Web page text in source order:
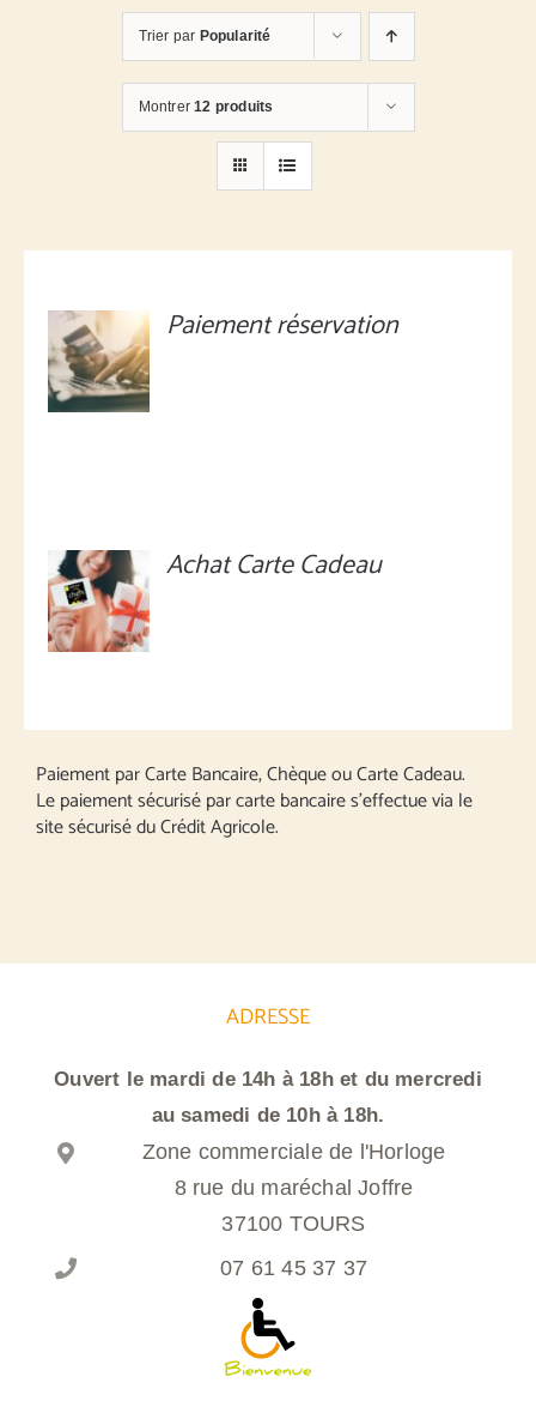
Trier par Popularité
Montrer12 produits
MONTANT
À
DÉFINIR
/
DÉTAILS
Paiement réservation
MONTANT
À
DÉFINIR
DÉTAILS
Achat Carte Cadeau
Paiement par Carte Bancaire, Chèque ou Carte Cadeau.
Le paiement sécurisé par carte bancaire s’effectue via le
site sécurisé du Crédit Agricole.
ADRESSE
Ouvert le mardi de 14h à 18h et du mercredi
au samedi de 10h à 18h.
Zone commerciale de l'Horloge
8 rue du maréchal Joffre
37100 TOURS
07 61 45 37 37